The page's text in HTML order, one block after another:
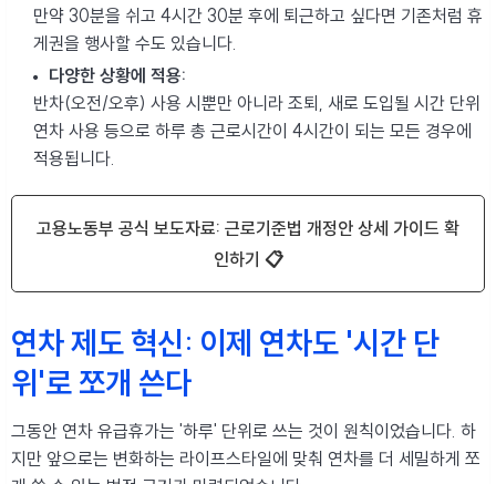
만약 30분을 쉬고 4시간 30분 후에 퇴근하고 싶다면 기존처럼 휴
게권을 행사할 수도 있습니다.
다양한 상황에 적용:
반차(오전/오후) 사용 시뿐만 아니라 조퇴, 새로 도입될 시간 단위
연차 사용 등으로 하루 총 근로시간이 4시간이 되는 모든 경우에
적용됩니다.
고용노동부 공식 보도자료: 근로기준법 개정안 상세 가이드 확
인하기 📋
연차 제도 혁신: 이제 연차도 '시간 단
위'로 쪼개 쓴다
그동안 연차 유급휴가는 '하루' 단위로 쓰는 것이 원칙이었습니다. 하
지만 앞으로는 변화하는 라이프스타일에 맞춰 연차를 더 세밀하게 쪼